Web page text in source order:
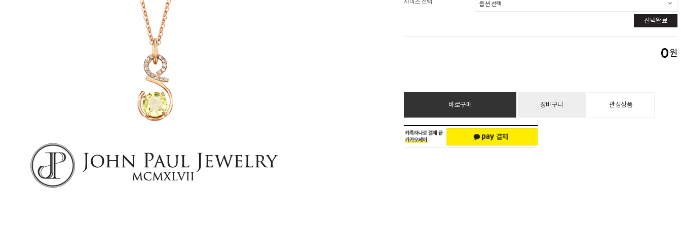
선택완료
0원
바로구매 장바구니 관심상품